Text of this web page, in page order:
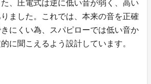
、圧電式は逆に低い音が弱く、高い
ました。これでは、本来の音を正確
にくい為、スパピローでは低い音か
に聞こえるよう設計しています。